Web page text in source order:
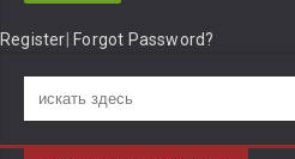
Register|Forgot Password?